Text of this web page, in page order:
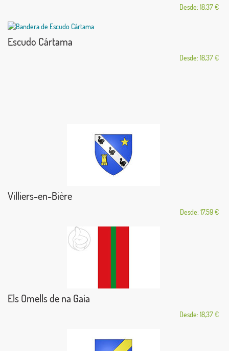
Desde: 18,37 €
Escudo Cártama
Desde: 18,37 €
Villiers-en-Bière
Desde: 17,59 €
Els Omells de na Gaia
Desde: 18,37 €